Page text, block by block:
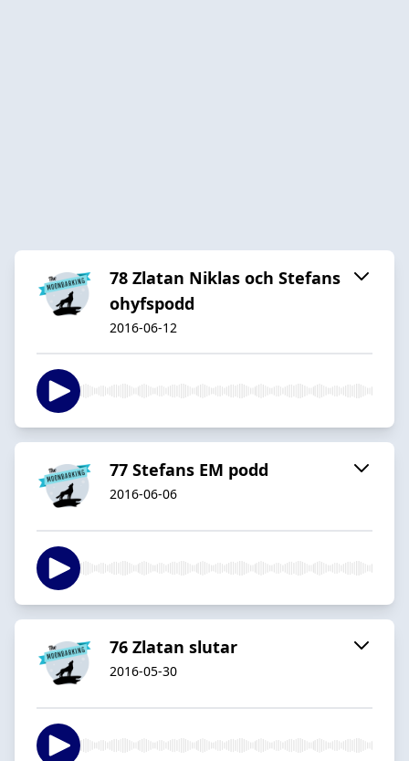
78 Zlatan Niklas och Stefans
ohyfspodd
2016-06-12
77 Stefans EM podd
2016-06-06
76 Zlatan slutar
2016-05-30